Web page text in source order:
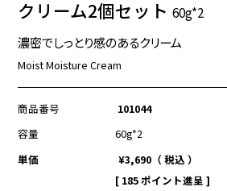
クリーム2個セット60g*2
濃密でしっとり感のあるクリーム
Moist Moisture Cream
商品番号
101044
容量
60g*2
単価
¥3,690
税込
[ 185ポイント進呈 ]